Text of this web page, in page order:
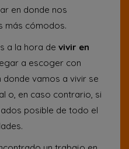
en donde nos
más cómodos.
a la hora de vivir en
a escoger con
donde vamos a vivir se
o, en caso contrario, si
posible de todo el